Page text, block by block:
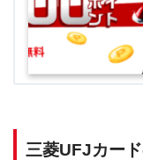
三菱UFJカー